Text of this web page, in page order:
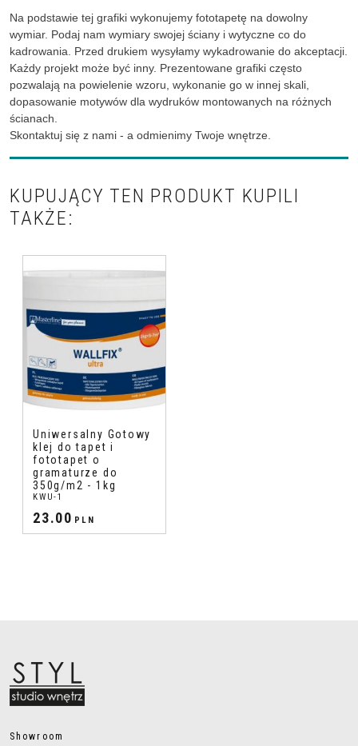
Na podstawie tej grafiki wykonujemy fototapetę na dowolny
wymiar. Podaj nam wymiary swojej ściany i wytyczne co do
kadrowania. Przed drukiem wysyłamy wykadrowanie do akceptacji.
Każdy projekt może być inny. Prezentowane grafiki często
pozwalają na powielenie wzoru, wykonanie go w innej skali,
dopasowanie motywów dla wydruków montowanych na różnych
ścianach.
Skontaktuj się z nami - a odmienimy Twoje wnętrze.
KUPUJĄCY TEN PRODUKT KUPILI
TAKŻE:
Uniwersalny Gotowy
klej do tapet i
fototapet o
gramaturze do
350g/m2 - 1kg
KWU-1
23.00 PLN
Showroom